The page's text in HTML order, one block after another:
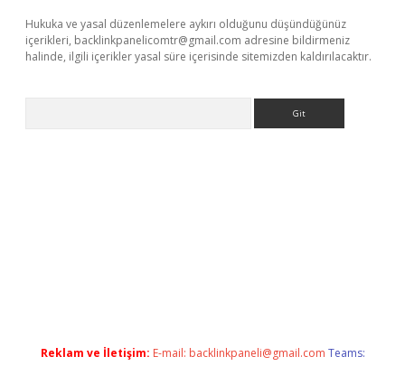
Hukuka ve yasal düzenlemelere aykırı olduğunu düşündüğünüz
içerikleri, backlinkpanelicomtr@gmail.com adresine bildirmeniz
halinde, ilgili içerikler yasal süre içerisinde sitemizden kaldırılacaktır.
Reklam ve İletişim: E-mail: backlinkpaneli@gmail.com Teams: